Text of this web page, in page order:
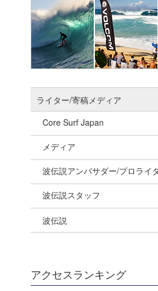
ライター/寄稿メディア
Core Surf Japan
Naoya Kimoto
mitsuteru Kamio
Yasunari Inoue
Yoshiyuki Obata
DELTA FORCE SURF
メディア
SURFMEDIA
Colors MAGAZINE
WAVAL
波伝説アンバサダー/プロライ
福島寿実子
中浦“JET”章
進士剛光
波伝説スタッフ
☆加藤
Aichan
波伝説
アクセスランキング